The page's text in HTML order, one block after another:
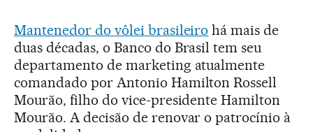
Mantenedor do vôlei brasileiro há mais de
duas décadas, o Banco do Brasil tem seu
departamento de marketing atualmente
comandado por Antonio Hamilton Rossell
Mourão, filho do vice-presidente Hamilton
Mourão. A decisão de renovar o patrocínio à